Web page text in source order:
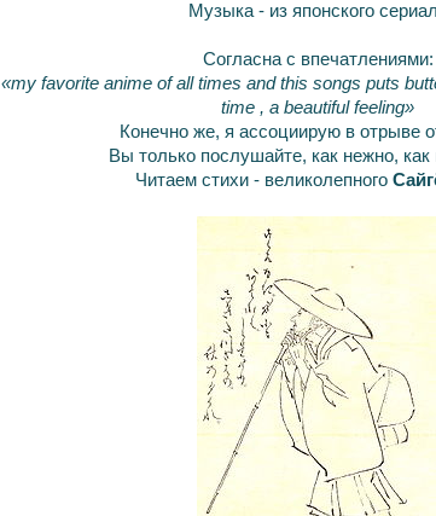
Музыка - из японского
Согласна с впечатлениями:
«my favorite anime of all times and this songs puts
time , a beautiful feeling»
Конечно же, я ассоциирую в отрыве
Вы только послушайте, как нежно,
Читаем стихи - великолепного